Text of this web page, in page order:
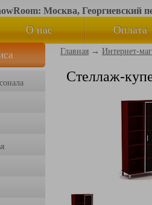
Москва, Георгиевский
О нас Оплата
Главная → Интернет-
Стеллаж-